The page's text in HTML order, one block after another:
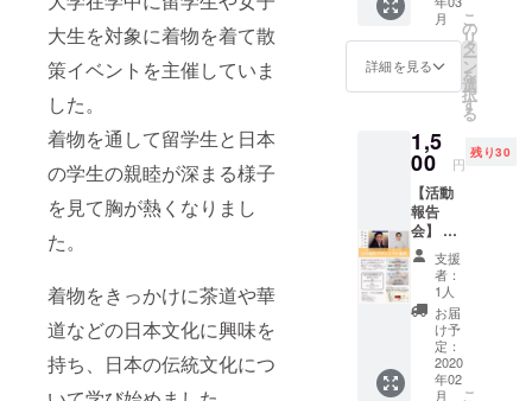
大生を対象に着物を着て散
策イベントを主催していま
した。
着物を通して留学生と日本
の学生の親睦が深まる様子
を見て胸が熱くなりまし
た。
着物をきっかけに茶道や華
道などの日本文化に興味を
持ち、日本の伝統文化につ
月
詳細を見る
こ
の
リ
タ
ー
ン
を
選
択
す
る
1,5
00 円
残り30
【活動
報告
会】 ②
インド
活動報
告会招
待 １５
００円
■講演内
容 川
根
支援
者：
1人
お届
け予
定：
2020
年02
月
こ